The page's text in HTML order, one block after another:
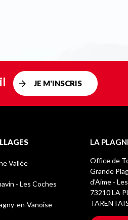
JE M'INSCRIS
Vallée
- Les Coches
en-Vanoise
LA
Office de
Grande
d’Aime -
73210 LA